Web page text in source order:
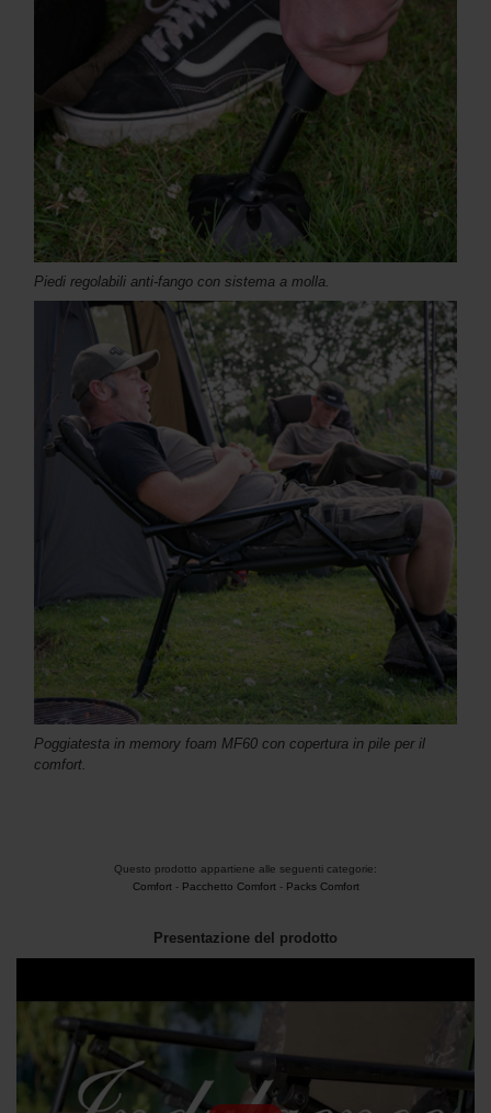
Piedi regolabili anti-fango con sistema a molla.
Poggiatesta in memory foam MF60 con copertura in pile per il
comfort.
Questo prodotto appartiene alle seguenti categorie:
Comfort- Pacchetto Comfort- Packs Comfort
Presentazione del prodotto